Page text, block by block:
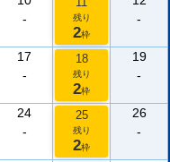
-
残り
2枠
-
17
-
18
残り
2枠
19
-
24
-
25
残り
2枠
26
-